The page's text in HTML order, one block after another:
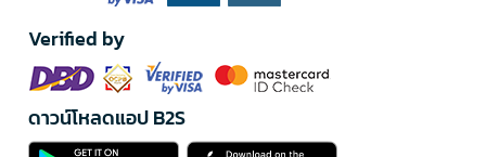
Verified by
ดาวน์โหลดแอป B2S